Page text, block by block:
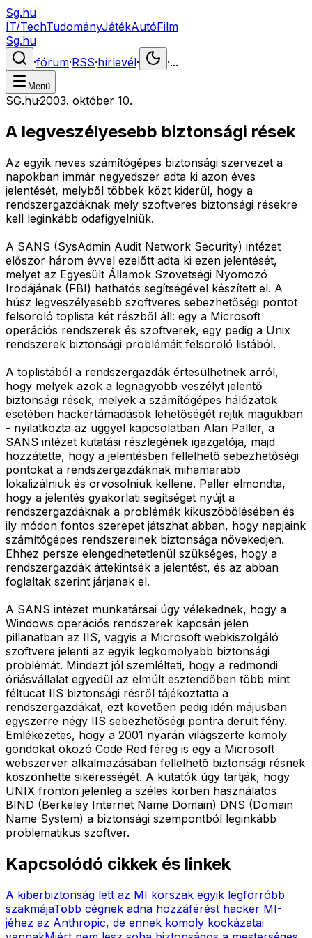
Sg.hu
IT/TechTudományJátékAutóFilm
Sg.hu
·fórum·RSS·hírlevél· ·...
Menü
SG.hu·2003. október 10.
A legveszélyesebb biztonsági rések
Az egyik neves számítógépes biztonsági szervezet a
napokban immár negyedszer adta ki azon éves
jelentését, melyből többek közt kiderül, hogy a
rendszergazdáknak mely szoftveres biztonsági résekre
kell leginkább odafigyelniük.
A SANS (SysAdmin Audit Network Security) intézet
először három évvel ezelőtt adta ki ezen jelentését,
melyet az Egyesült Államok Szövetségi Nyomozó
Irodájának (FBI) hathatós segítségével készített el. A
húsz legveszélyesebb szoftveres sebezhetőségi pontot
felsoroló toplista két részből áll: egy a Microsoft
operációs rendszerek és szoftverek, egy pedig a Unix
rendszerek biztonsági problémáit felsoroló listából.
A toplistából a rendszergazdák értesülhetnek arról,
hogy melyek azok a legnagyobb veszélyt jelentő
biztonsági rések, melyek a számítógépes hálózatok
esetében hackertámadások lehetőségét rejtik magukban
- nyilatkozta az üggyel kapcsolatban Alan Paller, a
SANS intézet kutatási részlegének igazgatója, majd
hozzátette, hogy a jelentésben fellelhető sebezhetőségi
pontokat a rendszergazdáknak mihamarabb
lokalizálniuk és orvosolniuk kellene. Paller elmondta,
hogy a jelentés gyakorlati segítséget nyújt a
rendszergazdáknak a problémák kiküszöbölésében és
ily módon fontos szerepet játszhat abban, hogy napjaink
számítógépes rendszereinek biztonsága növekedjen.
Ehhez persze elengedhetetlenül szükséges, hogy a
rendszergazdák áttekintsék a jelentést, és az abban
foglaltak szerint járjanak el.
A SANS intézet munkatársai úgy vélekednek, hogy a
Windows operációs rendszerek kapcsán jelen
pillanatban az IIS, vagyis a Microsoft webkiszolgáló
szoftvere jelenti az egyik legkomolyabb biztonsági
problémát. Mindezt jól szemlélteti, hogy a redmondi
óriásvállalat egyedül az elmúlt esztendőben több mint
féltucat IIS biztonsági résről tájékoztatta a
rendszergazdákat, ezt követően pedig idén májusban
egyszerre négy IIS sebezhetőségi pontra derült fény.
Emlékezetes, hogy a 2001 nyarán világszerte komoly
gondokat okozó Code Red féreg is egy a Microsoft
webszerver alkalmazásában fellelhető biztonsági résnek
köszönhette sikerességét. A kutatók úgy tartják, hogy
UNIX fronton jelenleg a széles körben használatos
BIND (Berkeley Internet Name Domain) DNS (Domain
Name System) a biztonsági szempontból leginkább
problematikus szoftver.
Kapcsolódó cikkek és linkek
A kiberbiztonság lett az MI korszak egyik legforróbb
szakmájaTöbb cégnek adna hozzáférést hacker MI-
jéhez az Anthropic, de ennek komoly kockázatai